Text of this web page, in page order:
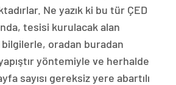
Ne yazık ki bu tür ÇED
tesisi kurulacak alan
oradan buradan
yöntemiyle ve herhalde
sayısı gereksiz yere abartılı